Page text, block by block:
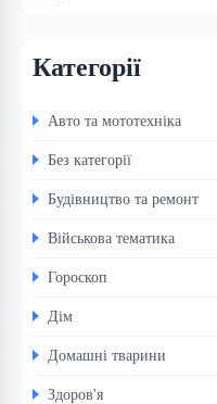
Категорії
Авто та мототехніка
Без категорії
Будівництво та ремонт
Військова тематика
Гороскоп
Дім
Домашні тварини
Здоров'я